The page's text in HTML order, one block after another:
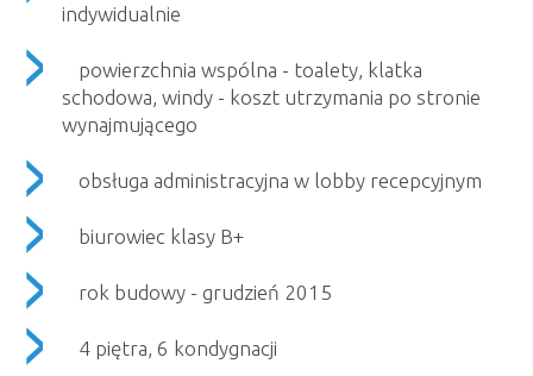
indywidualnie
powierzchnia wspólna - toalety, klatka
schodowa, windy - koszt utrzymania po stronie
wynajmującego
obsługa administracyjna w lobby recepcyjnym
biurowiec klasy B+
rok budowy - grudzień 2015
4 piętra, 6 kondygnacji